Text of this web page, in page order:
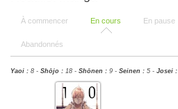
À commencer En cours En pause
Abandonnés
Yaoi : 8 - Shōjo : 18 - Shōnen : 9 - Seinen : 5 - Josei :